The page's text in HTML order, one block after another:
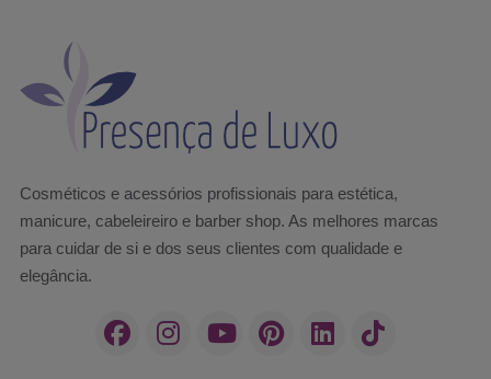
Cosméticos e acessórios profissionais para estética,
manicure, cabeleireiro e barber shop. As melhores marcas
para cuidar de si e dos seus clientes com qualidade e
elegância.